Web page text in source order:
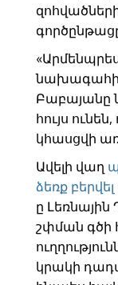
նախագահի
Բաբայանը
հույս
կհասցվի
Ավելի վաղ
ձեռք բերվել
ը
շփման գծի
կրակի